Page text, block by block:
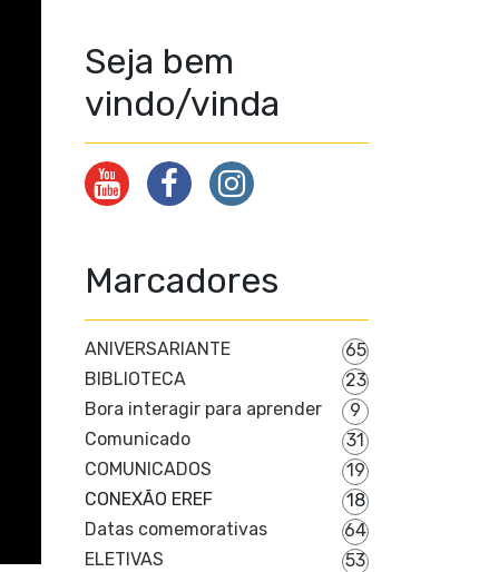
Seja bem
vindo/vinda
Marcadores
ANIVERSARIANTE
65
BIBLIOTECA
23
Bora interagir para aprender
9
Comunicado
31
COMUNICADOS
19
CONEXÃO EREF
18
Datas comemorativas
64
ELETIVAS
53